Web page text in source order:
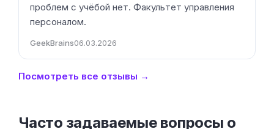
проблем с учёбой нет. Факультет управления
персоналом.
GeekBrains06.03.2026
Посмотреть все отзывы →
Часто задаваемые вопросы о